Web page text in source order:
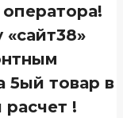
5ый товар в
!